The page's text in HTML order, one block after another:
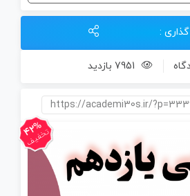
:
7951 بازدید
https://academi30s.ir/
42%
تخفیف